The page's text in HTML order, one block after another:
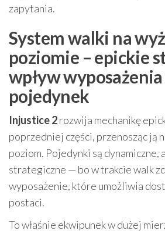
zapytania.
System walki na
poziomie – epickie
wpływ
pojedynek
Injustice 2rozwija mechanikę
poprzedniej części, przenosząc ją
poziom. Pojedynki są dynamiczne,
strategiczne — bo w trakcie walk
wyposażenie, które umożliwia
postaci.
To właśnie ekwipunek w dużej